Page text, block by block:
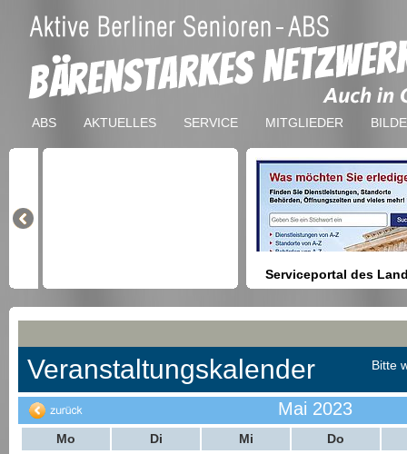
ABS AKTUELLES SERVICE MITGLIEDER
Serviceportal des
Berlin
Anmeldung bei Ämtern usw.
Veranstaltungskalender Bitte
Mai 2023
Mo Di Mi Do